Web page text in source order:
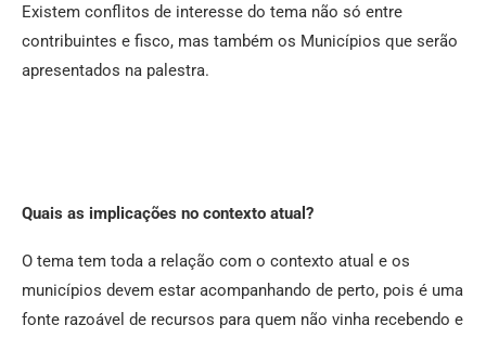
Existem conflitos de interesse do tema não só entre
contribuintes e fisco, mas também os Municípios que serão
apresentados na palestra.
Quais as implicações no contexto atual?
O tema tem toda a relação com o contexto atual e os
municípios devem estar acompanhando de perto, pois é uma
fonte razoável de recursos para quem não vinha recebendo e